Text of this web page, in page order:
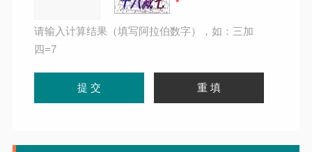
请输入计算结果（填写阿拉伯数字），如：三加
四=7